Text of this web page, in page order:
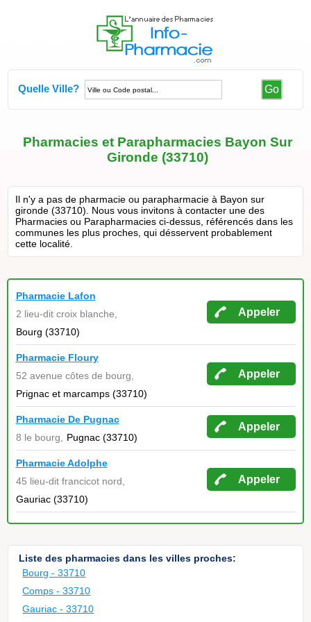
Quelle Ville? Go
Pharmacies et Parapharmacies Bayon Sur
Gironde (33710)
Il n'y a pas de pharmacie ou parapharmacie à Bayon sur
gironde (33710). Nous vous invitons à contacter une des
Pharmacies ou Parapharmacies ci-dessus, référencés dans les
communes les plus proches, qui désservent probablement
cette localité.
Pharmacie Lafon
2 lieu-dit croix blanche,
Bourg (33710)
Appeler
Pharmacie Floury
52 avenue côtes de bourg,
Prignac et marcamps (33710)
Appeler
Pharmacie De Pugnac
8 le bourg,
Pugnac (33710)
Appeler
Pharmacie Adolphe
45 lieu-dit francicot nord,
Gauriac (33710)
Appeler
Liste des pharmacies dans les villes proches:
Bourg - 33710
Comps - 33710
Gauriac - 33710